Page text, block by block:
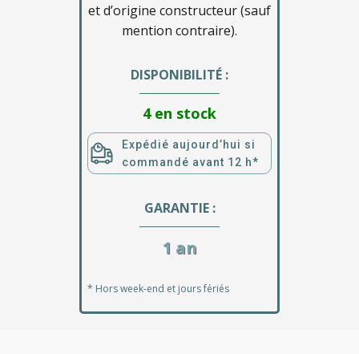
et d’origine constructeur (sauf
mention contraire).
DISPONIBILITÉ :
4 en stock
Expédié aujourd’hui si
commandé avant 12 h*
GARANTIE :
1 an
* Hors week-end et jours fériés